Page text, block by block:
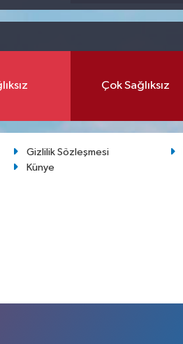
Çok Sağlıksız
Gizlilik Sözleşmesi
Künye